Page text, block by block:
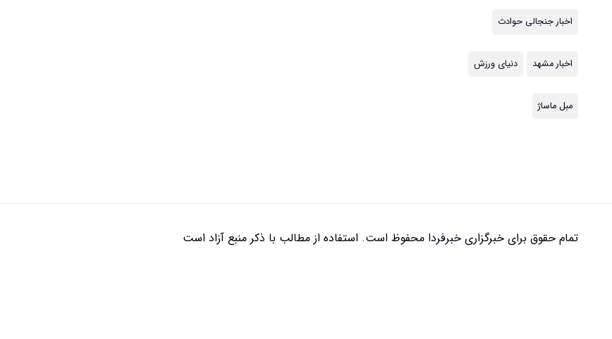
اخبار جنجالی حوادث
اخبار مشهد دنیای ورزش
مبل ماساژ
تمام حقوق برای خبرگزاری خبرفردا محفوظ است. استفاده از مطالب با ذکر منبع آزاد است